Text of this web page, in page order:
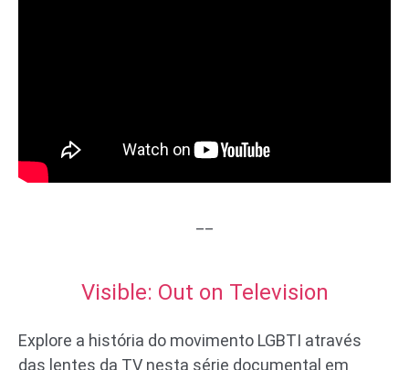
Visible: Out on Television
Explore a história do movimento LGBTI através
das lentes da TV nesta série documental em